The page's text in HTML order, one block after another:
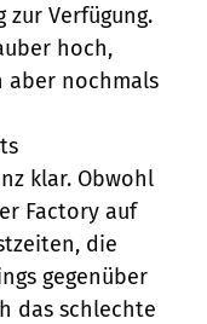
zur Verfügung.
hoch,
aber nochmals
klar. Obwohl
Factory auf
die
gegenüber
das schlechte